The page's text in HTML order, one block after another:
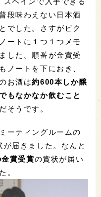
段味わえない日本酒
でした。さすがビク
ートに１つ１つメモ
した。順番が金賞受
ノートを下におき、
お酒は約600本しか醸
もなかなか飲むこと
だそうです。
ーティングルームの
届きました。なんと
賞受賞の賞状が届い
。